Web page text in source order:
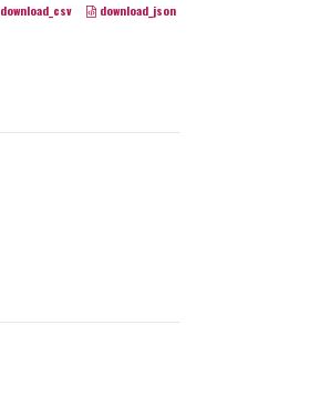
download_csv download_json